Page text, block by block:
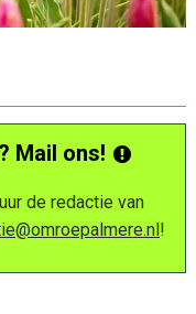
Mail ons!
de redactie van
!